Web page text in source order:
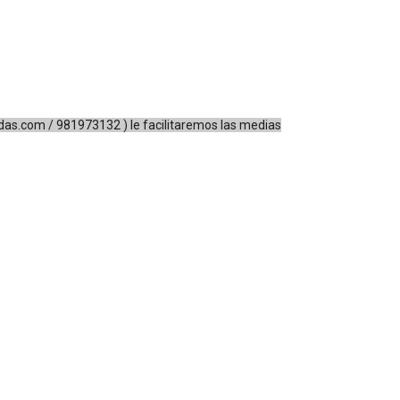
/ 981973132 ) le facilitaremos las medias